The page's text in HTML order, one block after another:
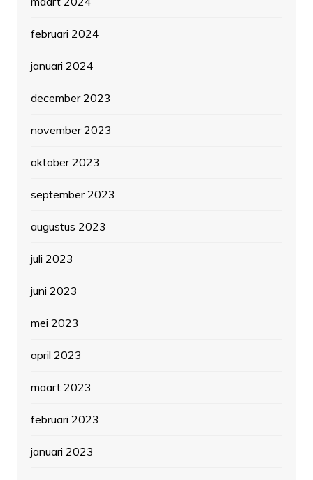
februari 2024
januari 2024
december 2023
november 2023
oktober 2023
september 2023
augustus 2023
juli 2023
juni 2023
mei 2023
april 2023
maart 2023
februari 2023
januari 2023